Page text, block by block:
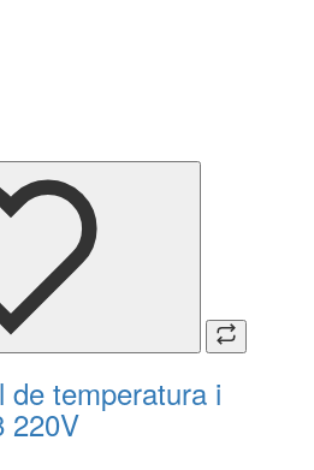
de temperatura i
220V